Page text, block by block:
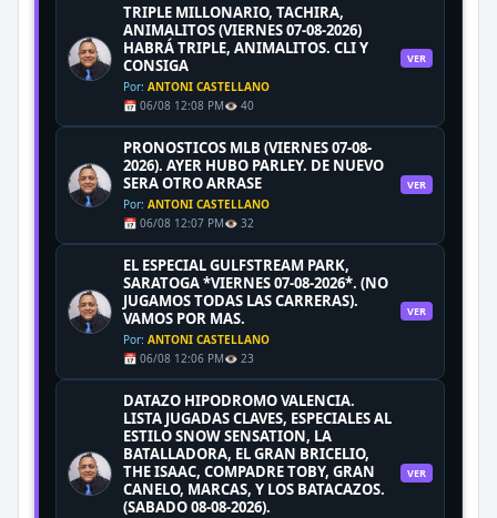
TRIPLE MILLONARIO, TACHIRA,
ANIMALITOS (VIERNES 07-08-2026)
HABRÁ TRIPLE, ANIMALITOS. CLI Y
CONSIGA
Por: ANTONI CASTELLANO
📅 06/08 12:08 PM👁️ 40
VER
PRONOSTICOS MLB (VIERNES 07-08-
2026). AYER HUBO PARLEY. DE NUEVO
SERA OTRO ARRASE
Por: ANTONI CASTELLANO
📅 06/08 12:07 PM👁️ 32
VER
EL ESPECIAL GULFSTREAM PARK,
SARATOGA *VIERNES 07-08-2026*. (NO
JUGAMOS TODAS LAS CARRERAS).
VAMOS POR MAS.
Por: ANTONI CASTELLANO
📅 06/08 12:06 PM👁️ 23
VER
DATAZO HIPODROMO VALENCIA.
LISTA JUGADAS CLAVES, ESPECIALES AL
ESTILO SNOW SENSATION, LA
BATALLADORA, EL GRAN BRICELIO,
THE ISAAC, COMPADRE TOBY, GRAN
CANELO, MARCAS, Y LOS BATACAZOS.
(SABADO 08-08-2026).
VER